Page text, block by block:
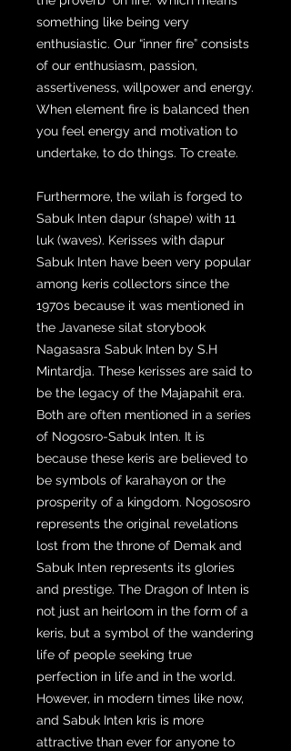
something like being very
enthusiastic. Our “inner fire” consists
of our enthusiasm, passion,
assertiveness, willpower and energy.
When element fire is balanced then
you feel energy and motivation to
undertake, to do things. To create.
Furthermore, the wilah is forged to
Sabuk Inten dapur (shape) with 11
luk (waves). Kerisses with dapur
Sabuk Inten have been very popular
among keris collectors since the
1970s because it was mentioned in
the Javanese silat storybook
Nagasasra Sabuk Inten by S.H
Mintardja. These kerisses are said to
be the legacy of the Majapahit era.
Both are often mentioned in a series
of Nogosro-Sabuk Inten. It is
because these keris are believed to
be symbols of karahayon or the
prosperity of a kingdom. Nogososro
represents the original revelations
lost from the throne of Demak and
Sabuk Inten represents its glories
and prestige. The Dragon of Inten is
not just an heirloom in the form of a
keris, but a symbol of the wandering
life of people seeking true
perfection in life and in the world.
However, in modern times like now,
and Sabuk Inten kris is more
attractive than ever for anyone to